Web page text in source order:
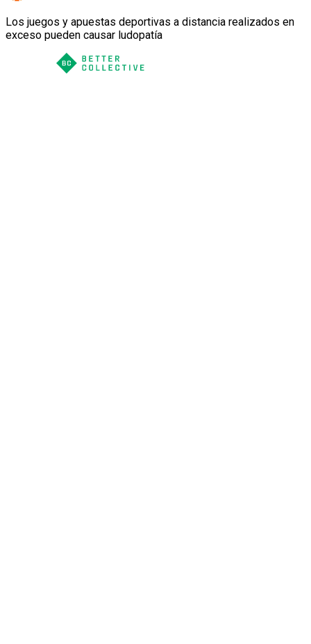
Los juegos y apuestas deportivas a distancia realizados en
exceso pueden causar ludopatía